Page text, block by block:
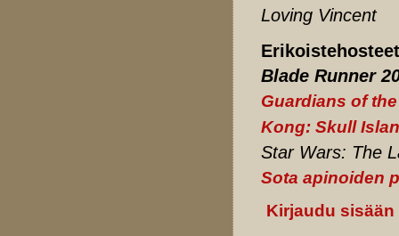
Loving Vincent
Blade Runner
Guardians of
Kong: Skull
Star Wars: The
Sota apinoiden
Kirjaudu sisään